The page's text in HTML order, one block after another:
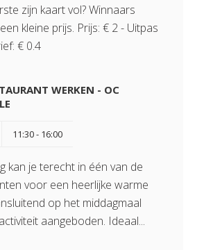
zijn kaart vol? Winnaars
kleine prijs. Prijs: € 2 - Uitpas
€ 0.4
WERKEN - OC
11:30 - 16:00
kan je terecht in één van de
voor een heerlijke warme
op het middagmaal
aangeboden. Ideaal...